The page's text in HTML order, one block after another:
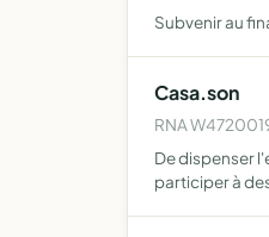
Subvenir au
Casa.son
RNA
De dispenser
participer à